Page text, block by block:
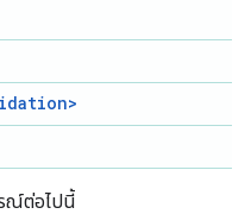
ณ์ต่อไปนี้